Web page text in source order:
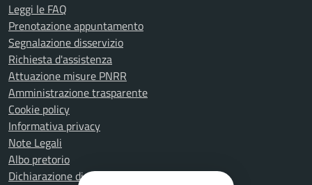
Leggi le FAQ
Prenotazione appuntamento
Segnalazione disservizio
Richiesta d'assistenza
Attuazione misure PNRR
Amministrazione trasparente
Cookie policy
Informativa privacy
Note Legali
Albo pretorio
Dichiarazione di accessibilità